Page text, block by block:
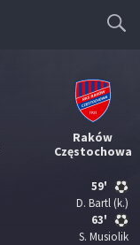
Raków
Częstochowa
59'
D. Bartl (k.)
63'
S. Musiolik